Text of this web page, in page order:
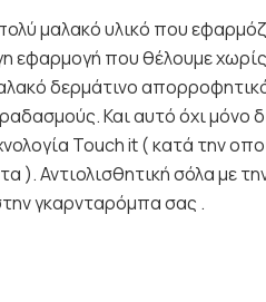
μαλακό υλικό που
εφαρμογή που θέλουμε
δερμάτινο
Και αυτό όχι μόνο
Touch it ( κατά την
). Αντιολισθητική σόλα με
γκαρνταρόμπα σας .